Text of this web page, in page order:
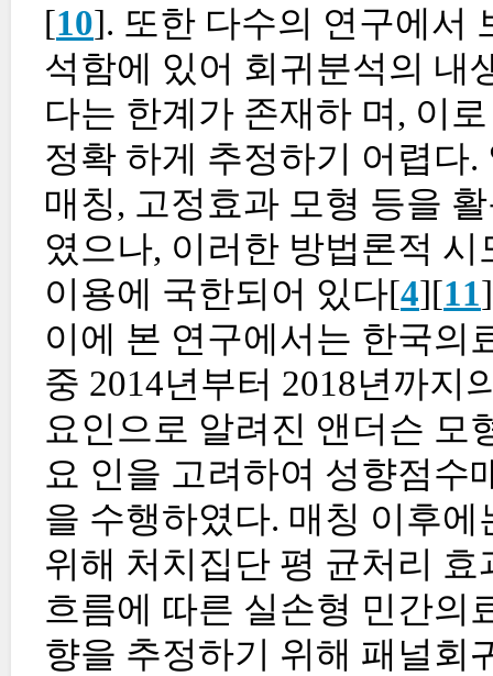
[10]. 또한 다수의 연구에서
석함에 있어 회귀분석의 내
다는 한계가 존재하 며, 이
정확 하게 추정하기 어렵다
매칭, 고정효과 모형 등을
였으나, 이러한 방법론적
이용에 국한되어 있다[4][11
이에 본 연구에서는 한국의
중 2014년부터 2018년까지
요인으로 알려진 앤더슨 모
요 인을 고려하여 성향점수
을 수행하였다. 매칭 이후
위해 처치집단 평 균처리
흐름에 따른 실손형 민간의
향을 추정하기 위해 패널회